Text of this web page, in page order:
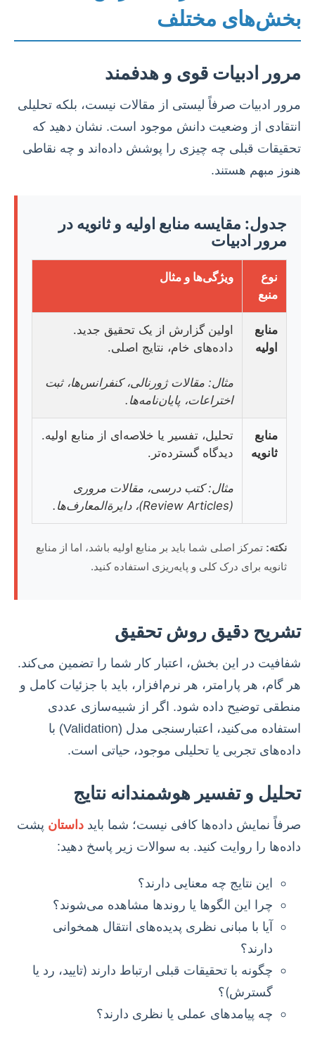
بخش‌های مختلف
مرور ادبیات قوی و هدفمند
مرور ادبیات صرفاً لیستی از مقالات نیست، بلکه تحلیلی
انتقادی از وضعیت دانش موجود است. نشان دهید که
تحقیقات قبلی چه چیزی را پوشش داده‌اند و چه نقاطی
هنوز مبهم هستند.
جدول: مقایسه منابع اولیه و ثانویه در
مرور ادبیات
نوع
منبع
ویژگی‌ها و مثال
منابع
اولیه
اولین گزارش از یک تحقیق جدید.
داده‌های خام، نتایج اصلی.
مثال: مقالات ژورنالی، کنفرانس‌ها، ثبت
اختراعات، پایان‌نامه‌ها.
منابع
ثانویه
تحلیل، تفسیر یا خلاصه‌ای از منابع اولیه.
دیدگاه گسترده‌تر.
مثال: کتب درسی، مقالات مروری
(Review Articles)، دایرةالمعارف‌ها.
نکته: تمرکز اصلی شما باید بر منابع اولیه باشد، اما از منابع
ثانویه برای درک کلی و پایه‌ریزی استفاده کنید.
تشریح دقیق روش تحقیق
شفافیت در این بخش، اعتبار کار شما را تضمین می‌کند.
هر گام، هر پارامتر، هر نرم‌افزار، باید با جزئیات کامل و
منطقی توضیح داده شود. اگر از شبیه‌سازی عددی
استفاده می‌کنید، اعتبارسنجی مدل (Validation) با
داده‌های تجربی یا تحلیلی موجود، حیاتی است.
تحلیل و تفسیر هوشمندانه نتایج
صرفاً نمایش داده‌ها کافی نیست؛ شما باید داستان پشت
داده‌ها را روایت کنید. به سوالات زیر پاسخ دهید:
این نتایج چه معنایی دارند؟
چرا این الگوها یا روندها مشاهده می‌شوند؟
آیا با مبانی نظری پدیده‌های انتقال همخوانی
دارند؟
چگونه با تحقیقات قبلی ارتباط دارند (تایید، رد یا
گسترش)؟
چه پیامدهای عملی یا نظری دارند؟